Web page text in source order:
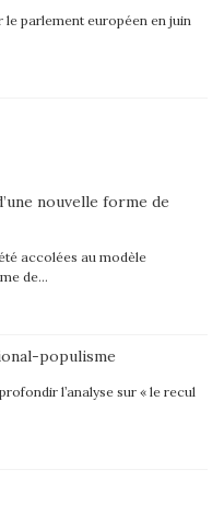
parlement européen en juin
nouvelle forme de
accolées au modèle
de…
populisme
l’analyse sur « le recul